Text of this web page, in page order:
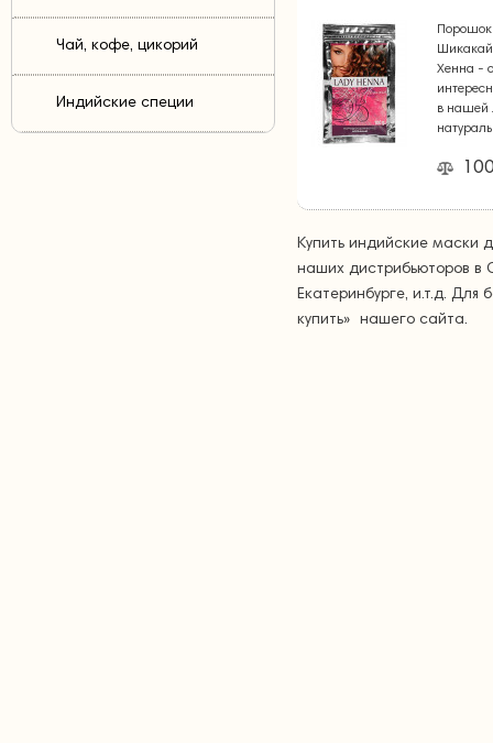
Порошок
Хенна -
в нашей
Купить индийские маски
наших дистрибьюторов в
Екатеринбурге, и.т.д.
купить» нашего сайта.
Чай, кофе, цикорий
Индийские специи